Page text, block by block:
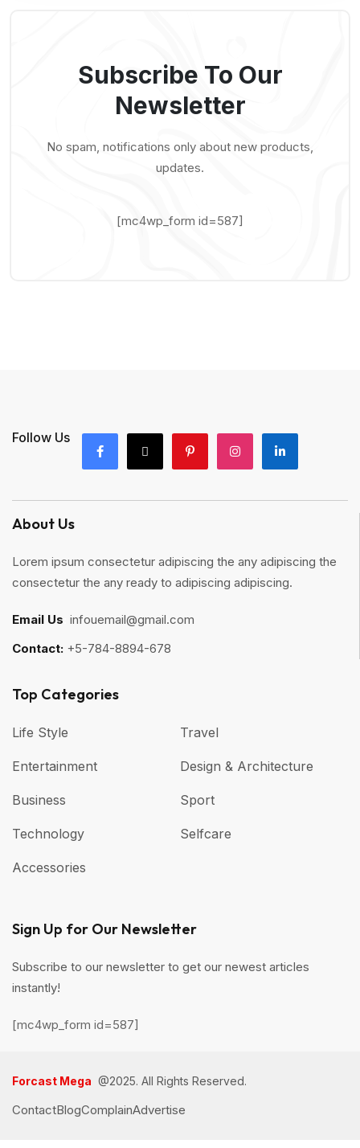
Subscribe To Our
Newsletter
No spam, notifications only about new products,
updates.
[mc4wp_form id=587]
Follow Us
About Us
Lorem ipsum consectetur adipiscing the any adipiscing the
consectetur the any ready to adipiscing adipiscing.
Email Us infouemail@gmail.com
Contact: +5-784-8894-678
Top Categories​
Life Style
Entertainment
Business
Technology
Accessories
Travel
Design & Architecture
Sport
Selfcare
Sign Up for Our Newsletter
Subscribe to our newsletter to get our newest articles
instantly!
[mc4wp_form id=587]
Forcast Mega @2025. All Rights Reserved.
ContactBlogComplainAdvertise